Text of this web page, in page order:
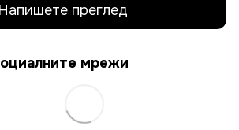
Напишете преглед
мрежи